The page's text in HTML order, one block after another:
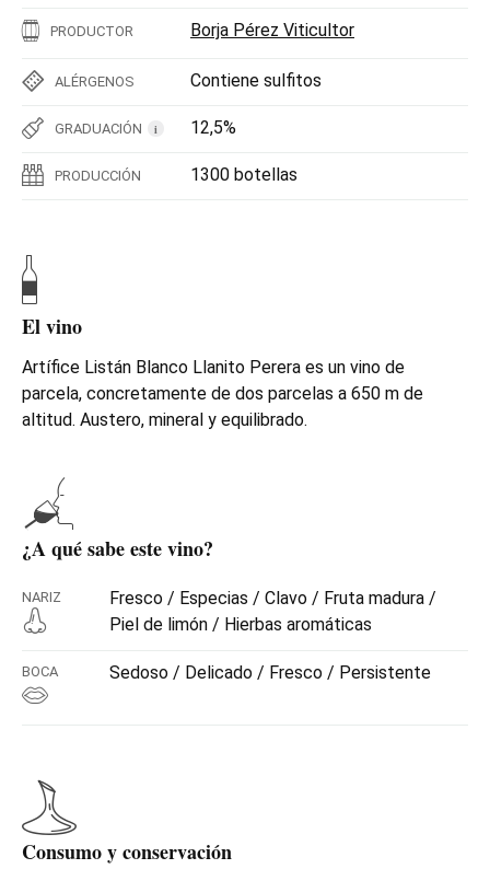
PRODUCTOR Borja Pérez Viticultor
ALÉRGENOS Contiene sulfitos
GRADUACIÓN i 12,5%
PRODUCCIÓN 1300 botellas
El vino
Artífice Listán Blanco Llanito Perera es un vino de
parcela, concretamente de dos parcelas a 650 m de
altitud. Austero, mineral y equilibrado.
¿A qué sabe este vino?
NARIZ
Fresco / Especias / Clavo / Fruta madura /
Piel de limón / Hierbas aromáticas
BOCA Sedoso / Delicado / Fresco / Persistente
Consumo y conservación